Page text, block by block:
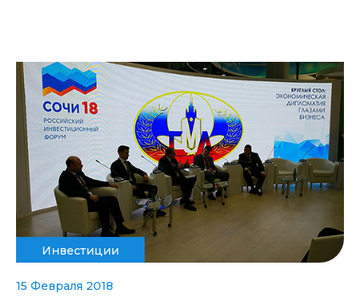
Инвестиции
15 Февраля 2018